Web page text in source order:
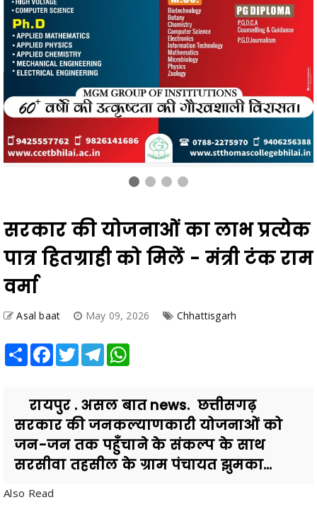
सरकार की योजनाओं का लाभ प्रत्येक
पात्र हितग्राही को मिलें - मंत्री टंक राम
वर्मा
Asal baat
रायपुर . असल बात news. छत्तीसगढ़
जन-जन तक पहुँचाने के संकल्प के साथ
सरसीवा तहसील के ग्राम पंचायत झुमका...
Also Read
चंद्राकर के दिशानिर्देश मे प्रदर्शन